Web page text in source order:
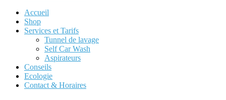
Accueil
Shop
Services et Tarifs
Tunnel de lavage
Self Car Wash
Aspirateurs
Conseils
Ecologie
Contact & Horaires